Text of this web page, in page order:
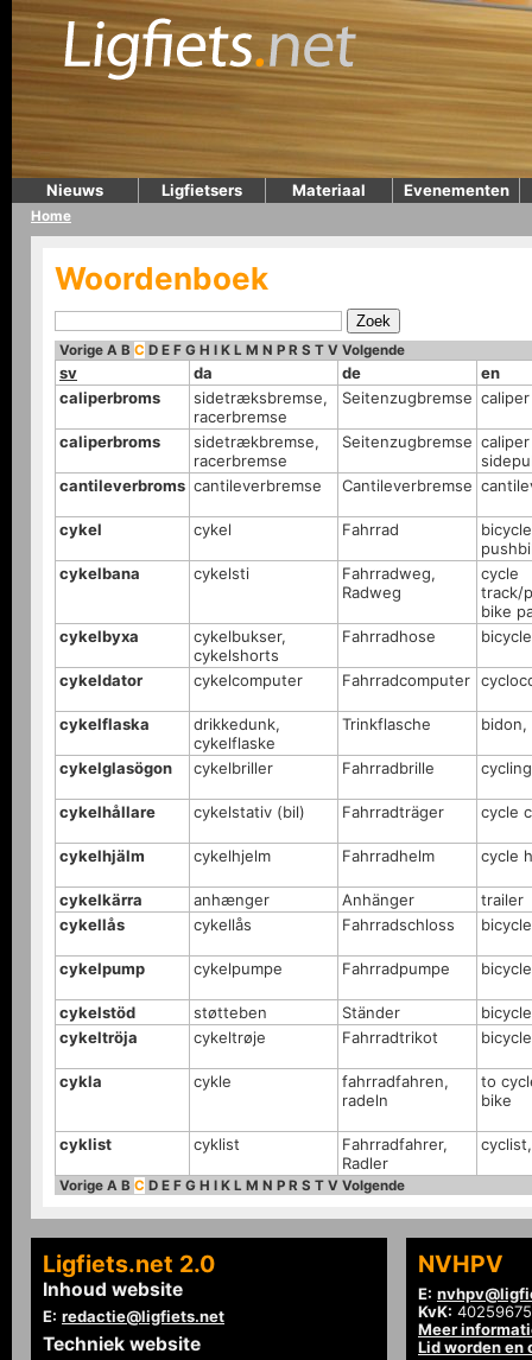
Nieuws Ligfietsers Materiaal Evenementen
Home
Woordenboek
Vorige A B C D E F G H I K L M N P R S T V Volgende
sv da de
en
caliperbroms
sidetræksbremse,
racerbremse
Seitenzugbremse
caliperbroms
sidetrækbremse,
racerbremse
Seitenzugbremse
cantileverbroms cantileverbremse Cantileverbremse
cykel cykel Fahrrad
cykelbana
cykelsti
Fahrradweg,
Radweg
cycle
track/
bike
cykelbyxa
cykelbukser,
cykelshorts
Fahrradhose
cykeldator cykelcomputer Fahrradcomputer
cykelflaska
drikkedunk,
cykelflaske
Trinkflasche
cykelglasögon cykelbriller Fahrradbrille
cykelhållare cykelstativ (bil) Fahrradträger cycle
cykelhjälm cykelhjelm Fahrradhelm cycle
cykelkärra anhænger Anhänger
trailer
cykellås
cykellås Fahrradschloss
cykelpump cykelpumpe Fahrradpumpe
cykelstöd støtteben Ständer
cykeltröja
cykeltrøje Fahrradtrikot
cykla cykle
fahrradfahren,
radeln
to
bike
cyklist cyklist
Fahrradfahrer,
Radler
Vorige A B C D E F G H I K L M N P R S T V Volgende
Ligfiets.net 2.0
Inhoud website
E: redactie@ligfiets.net
Techniek website
NVHPV
E:
KvK: 40259675
Meer
Lid worden en